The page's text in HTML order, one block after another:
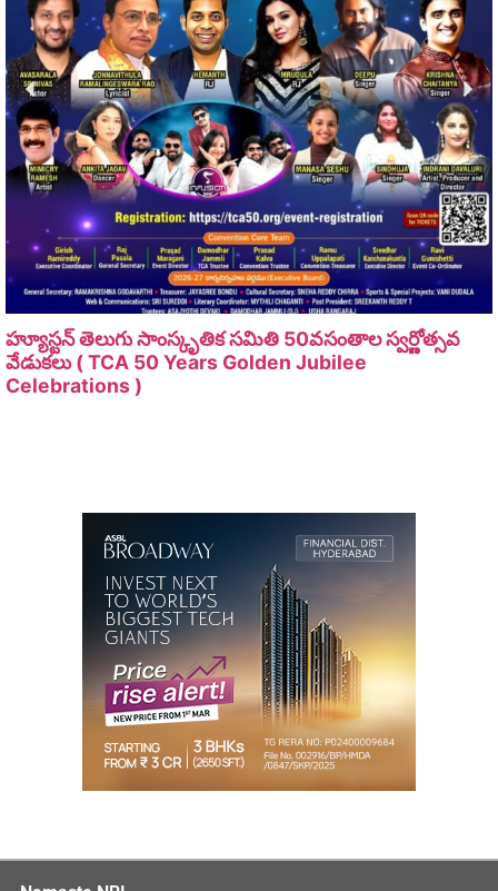
హ్యూస్టన్ తెలుగు సాంస్కృతిక సమితి 50వసంతాల స్వర్ణోత్సవ
వేడుకలు ( TCA 50 Years Golden Jubilee
Celebrations )